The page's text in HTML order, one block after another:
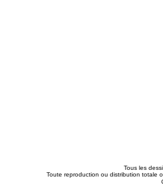
Tous les
Toute reproduction ou distribution totale